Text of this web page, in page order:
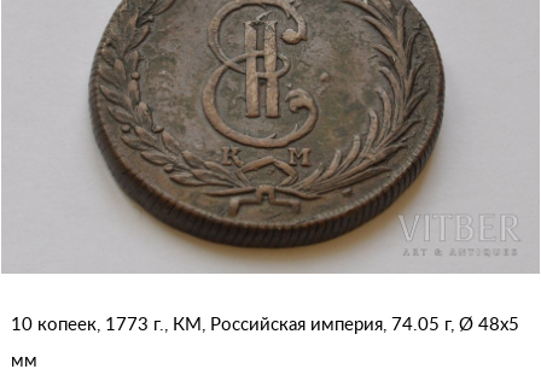
10 копеек, 1773 г., КМ, Российская империя, 74.05 г, Ø 48x5
мм